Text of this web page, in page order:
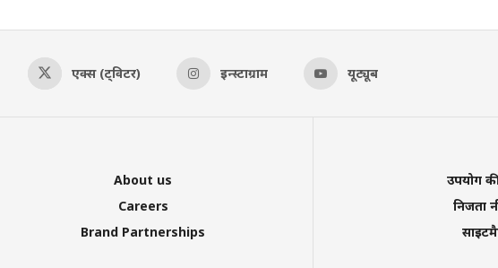
एक्स (ट्विटर) इन्स्टाग्राम यूट्यूब
About us
Careers
Brand Partnerships
उपयोग
निजता